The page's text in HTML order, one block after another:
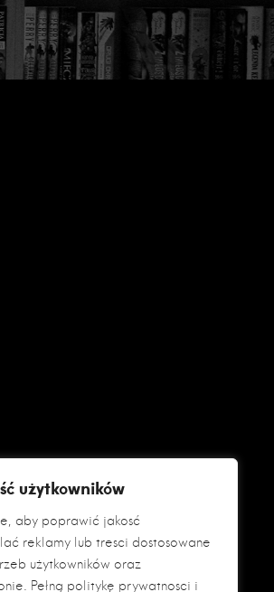
użytkowników
aby poprawić jakość
reklamy lub treści dostosowane
użytkowników oraz
Pełną politykę prywatności i